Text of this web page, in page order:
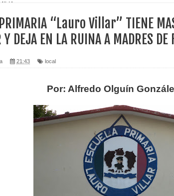
PRIMARIA “Lauro Villar” TIENE
Y DEJA EN LA RUINA A MADRES DE
21:43 local
Por: Alfredo Olguín